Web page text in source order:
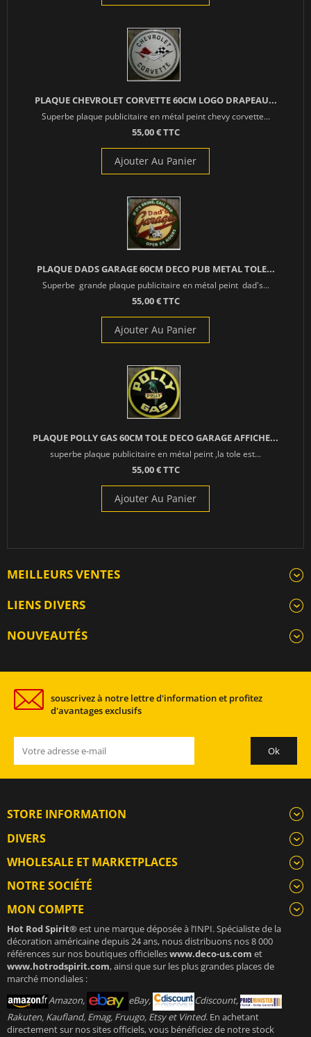
PLAQUE CHEVROLET CORVETTE 60CM LOGO DRAPEAU...
Superbe plaque publicitaire en métal peint chevy corvette...
55,00 € TTC
Ajouter Au Panier
PLAQUE DADS GARAGE 60CM DECO PUB METAL TOLE...
Superbe grande plaque publicitaire en métal peint dad's...
55,00 € TTC
Ajouter Au Panier
PLAQUE POLLY GAS 60CM TOLE DECO GARAGE AFFICHE...
superbe plaque publicitaire en métal peint ,la tole est...
55,00 € TTC
Ajouter Au Panier
MEILLEURS VENTES
LIENS DIVERS
NOUVEAUTÉS
souscrivez à notre lettre d'information et profitez
d'avantages exclusifs
STORE INFORMATION
DIVERS
WHOLESALE ET MARKETPLACES
NOTRE SOCIÉTÉ
MON COMPTE
Hot Rod Spirit®est une marque déposée à l’INPI. Spécialiste de la
décoration américaine depuis 24 ans, nous distribuons nos 8 000
références sur nos boutiques officielleswww.deco-us.com et
www.hotrodspirit.com, ainsi que sur les plus grandes places de
marché mondiales :
Amazon,
eBay,
Cdiscount,
Rakuten, Kaufland, Emag, Fruugo, Etsy et Vinted. En achetant
directement sur nos sites officiels, vous bénéficiez de notre stock